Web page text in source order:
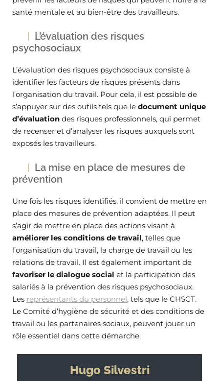
santé mentale et au bien-être des travailleurs.
L’évaluation des risques
psychosociaux
L’évaluation des risques psychosociaux consiste à
identifier les facteurs de risques présents dans
l’organisation du travail. Pour cela, il est possible de
s’appuyer sur des outils tels que le document unique
d’évaluation des risques professionnels, qui permet
de recenser et d’analyser les risques auxquels sont
exposés les travailleurs.
La mise en place de mesures de
prévention
Une fois les risques identifiés, il convient de mettre en
place des mesures de prévention adaptées. Il peut
s’agir de mettre en place des actions visant à
améliorer les conditions de travail, telles que
l’organisation du travail, la charge de travail ou les
relations de travail. Il est également important de
favoriser le dialogue social et la participation des
salariés à la prévention des risques psychosociaux.
Les représentants du personnel, tels que le CHSCT.
Le Comité d’hygiène de sécurité et des conditions de
travail ou les partenaires sociaux, peuvent jouer un
rôle essentiel dans cette démarche.
Hugo Silvestri